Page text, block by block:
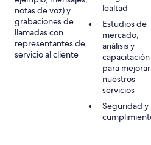
notas de voz) y
grabaciones de
llamadas con
representantes de
servicio al cliente
lealtad
Estudios de
mercado,
análisis y
capacitación
para mejorar
nuestros
servicios
Seguridad y